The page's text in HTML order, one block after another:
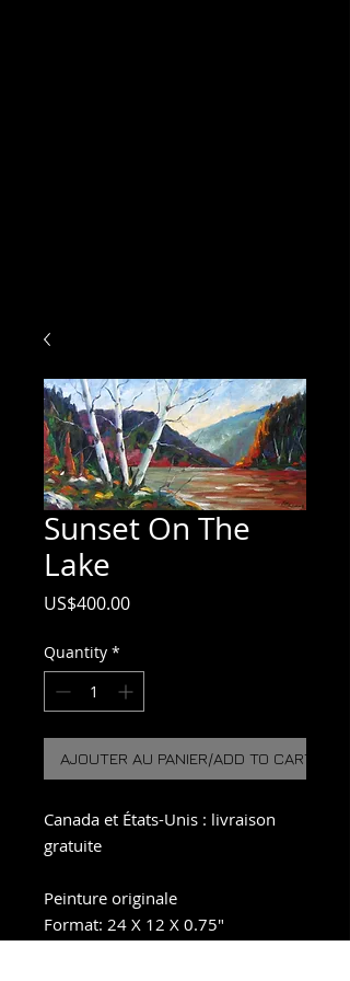
Sunset On The
Lake
US$400.00Price
Quantity *
AJOUTER AU PANIER/ADD TO CART
Canada et États-Unis : livraison
gratuite
Peinture originale
Format: 24 X 12 X 0.75"